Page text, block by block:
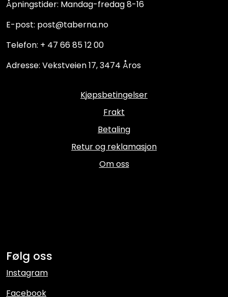
Åpningstider: Mandag-fredag 8-16
E-post: post@taberna.no
Telefon: + 47 66 85 12 00
Adresse: Vekstveien 17, 3474 Åros
Kjøpsbetingelser
Frakt
Betaling
Retur og reklamasjon
Om oss
Følg oss
Instagram
Facebook